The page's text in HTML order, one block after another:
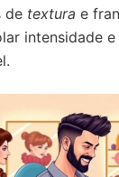
de textura e
intensidade